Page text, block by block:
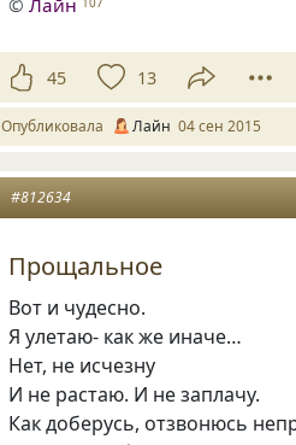
©Лайн
45 13
Опубликовала Лайн 04 сен 2015
#812634
Прощальное
Вот и чудесно.
Я улетаю- как же иначе…
Нет, не исчезну
И не растаю. И не заплачу.
Как доберусь, отзвонюсь